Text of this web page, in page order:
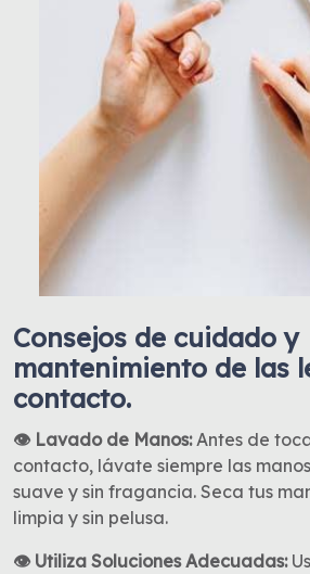
Consejos de cuidado y
mantenimiento de las
contacto.
👁 Lavado de Manos: Antes de
contacto, lávate siempre las
suave y sin fragancia. Seca tus
limpia y sin pelusa.
👁 Utiliza Soluciones Adecuadas: